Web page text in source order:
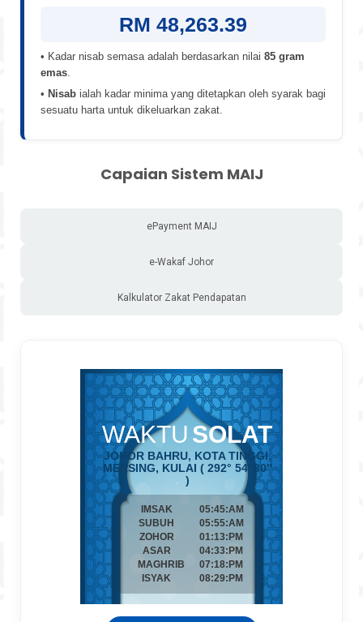
RM 48,263.39
• Kadar nisab semasa adalah berdasarkan nilai 85 gram
emas
• Nisab ialah kadar minima yang ditetapkan oleh syarak bagi
sesuatu harta untuk dikeluarkan zakat.
Capaian Sistem MAIJ
ePayment MAIJ
e-Wakaf Johor
Kalkulator Zakat Pendapatan